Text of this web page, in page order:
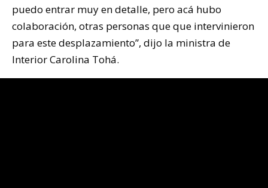
puedo entrar muy en detalle, pero acá hubo
colaboración, otras personas que que intervinieron
para este desplazamiento”, dijo la ministra de
Interior Carolina Tohá.